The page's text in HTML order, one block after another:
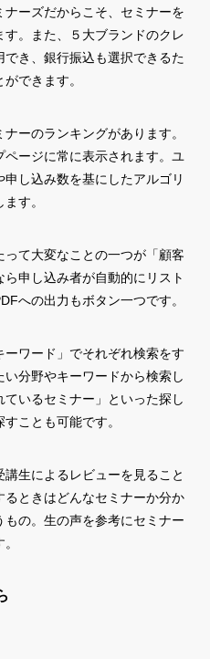
ーズだからこそ、セミナーを
。また、５大ブランドのクレ
き、銀行振込も選択できるた
できます。
ーのランキングがあります。
ページに常に表示されます。ユ
し込み数を基にしたアルゴリ
す。
て大変なことの一つが「顧客
申し込み者が自動的にリスト
への出力もボタン一つです。
ーワード」でそれぞれ検索をす
分野やキーワードから検索し
いるセミナー」といった探し
ことも可能です。
生によるレビューを見ること
ときはどんなセミナーか分か
もの。生の声を参考にセミナー